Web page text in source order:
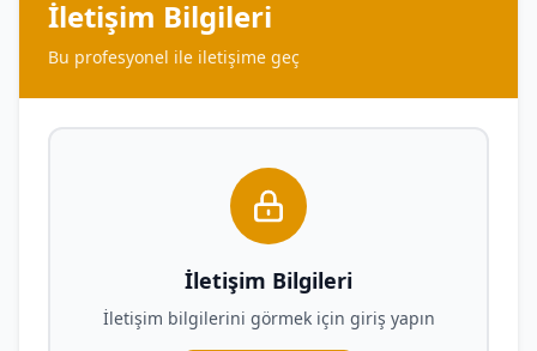
İletişim Bilgileri
Bu profesyonel ile iletişime geç
İletişim Bilgileri
İletişim bilgilerini görmek için giriş yapın